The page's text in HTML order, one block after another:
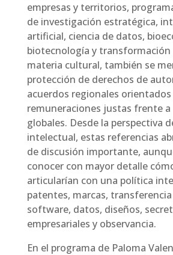
empresas y territorios,
de investigación estratégica,
artificial, ciencia de datos,
biotecnología y transformación
materia cultural, también se
protección de derechos de
acuerdos regionales orientados
remuneraciones justas frente
globales. Desde la perspectiva
intelectual, estas referencias
de discusión importante,
conocer con mayor detalle
articularían con una política
patentes, marcas,
software, datos, diseños,
empresariales y observancia.
En el programa de Paloma